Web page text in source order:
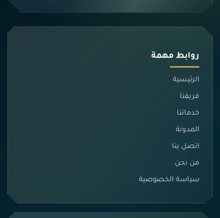
روابط مهمة
الرئيسية
فريقنا
خدماتنا
المدونة
اتصل بنا
من نحن
سياسة الخصوصية